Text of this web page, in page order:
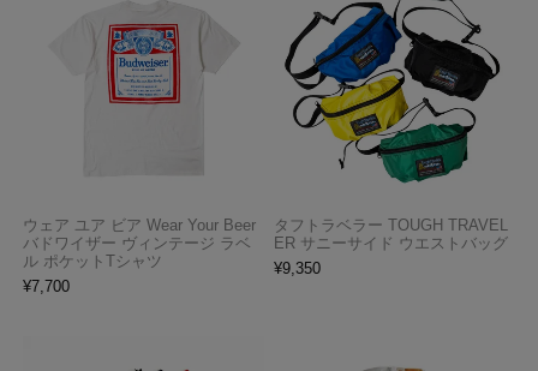
ウェア ユア ビア Wear Your Beer
バドワイザー ヴィンテージ ラベ
ル ポケットTシャツ
¥7,700
タフトラベラー TOUGH TRAVEL
ER サニーサイド ウエストバッグ
¥9,350